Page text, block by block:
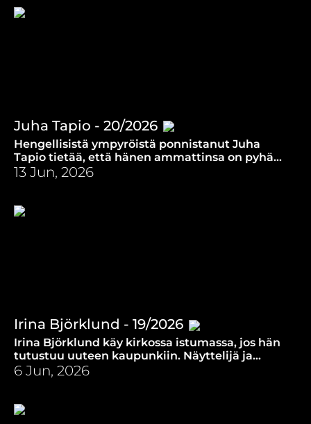
Juha Tapio - 20/2026
Hengellisistä ympyröistä ponnistanut Juha
Tapio tietää, että hänen ammattinsa on pyhä
kutsumus. Miten hän kokee yhteyttä Jumalaan?
13 Jun, 2026
Irina Björklund - 19/2026
Irina Björklund käy kirkossa istumassa, jos hän
tutustuu uuteen kaupunkiin. Näyttelijä ja
muusikko seuraa uutisia ainoastaan radiosta.
6 Jun, 2026